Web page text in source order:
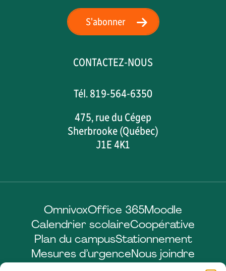
S'abonner
CONTACTEZ-NOUS
Tél. 819-564-6350
475, rue du Cégep
Sherbrooke (Québec)
J1E 4K1
OmnivoxOffice 365Moodle
Calendrier scolaireCoopérative
Plan du campusStationnement
Mesures d’urgenceNous joindre